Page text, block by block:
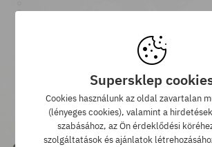
Supersklep
Cookies használunk az oldal zavartalan
(lényeges cookies), valamint a
szabásához, az Ön érdeklődési
szolgáltatások és ajánlatok